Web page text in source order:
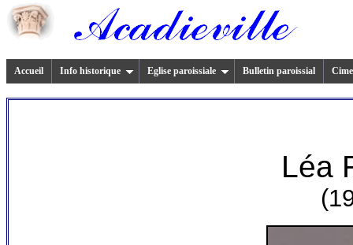
Accueil Info historique Eglise paroissiale Bulletin paroissial
Léa